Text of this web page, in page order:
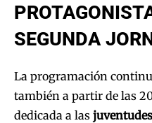
SEGUNDA
La programación
también a partir de las
dedicada a las